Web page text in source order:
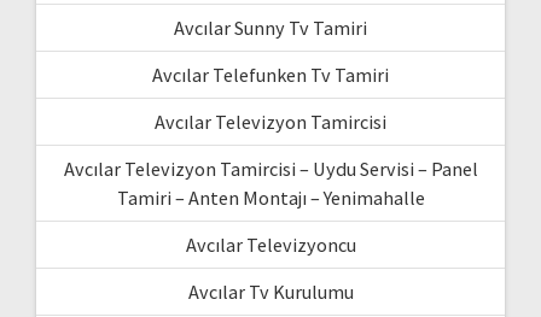
Avcılar Sunny Tv Tamiri
Avcılar Telefunken Tv Tamiri
Avcılar Televizyon Tamircisi
Avcılar Televizyon Tamircisi – Uydu Servisi – Panel
Tamiri – Anten Montajı – Yenimahalle
Avcılar Televizyoncu
Avcılar Tv Kurulumu